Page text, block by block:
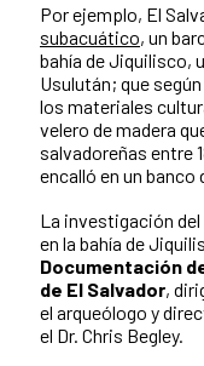
Por ejemplo, El
subacuático, un
bahía de Jiquilisco,
Usulután; que
los materiales
velero de madera
salvadoreñas entre
encalló en un banco
La investigación
en la bahía de
Documentación
de El Salvador,
el arqueólogo y
el Dr. Chris Begley.